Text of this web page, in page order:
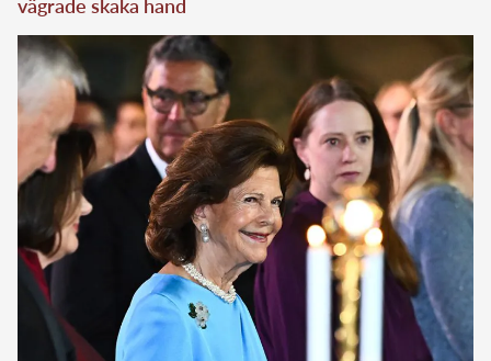
vägrade skaka hand